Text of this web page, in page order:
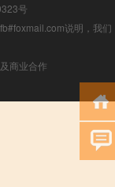
号
说明，我们
商业合作